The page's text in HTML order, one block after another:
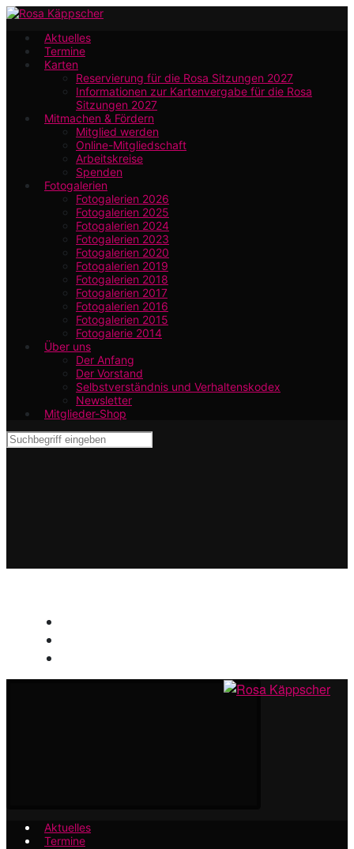
Zum
Hauptinhalt
springen
Aktuelles
Termine
Karten
Reservierung für die Rosa Sitzungen 2027
Informationen zur Kartenvergabe für die Rosa
Sitzungen 2027
Mitmachen & Fördern
Mitglied werden
Online-Mitgliedschaft
Arbeitskreise
Spenden
Fotogalerien
Fotogalerien 2026
Fotogalerien 2025
Fotogalerien 2024
Fotogalerien 2023
Fotogalerien 2020
Fotogalerien 2019
Fotogalerien 2018
Fotogalerien 2017
Fotogalerien 2016
Fotogalerien 2015
Fotogalerie 2014
Über uns
Der Anfang
Der Vorstand
Selbstverständnis und Verhaltenskodex
Newsletter
Mitglieder-Shop
Aktuelles
Termine